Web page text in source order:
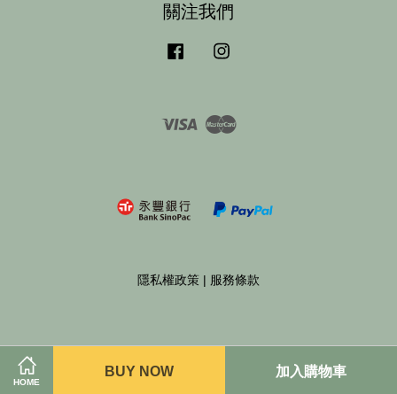
HOME
BUY NOW 加入購物車
關注我們
Facebook
Visa Master
隱私權政策 服務條款